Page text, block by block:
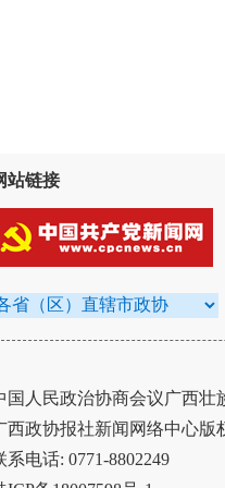
站链接
国人民政治协商会议广西壮
西政协报社新闻网络中心
系电话: 0771-8802249